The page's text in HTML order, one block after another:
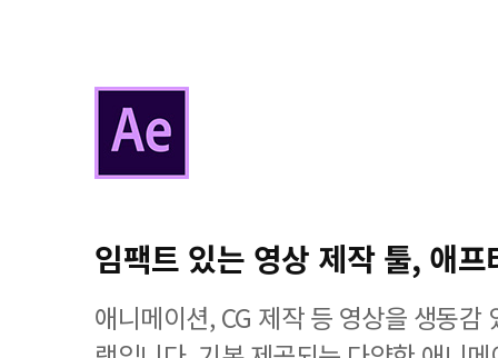
임팩트 있는 영상 제작 툴, 애프
애니메이션, CG 제작 등 영상을 생동감